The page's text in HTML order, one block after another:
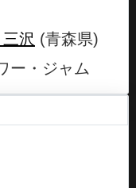
沢 (青森県)
ー・ジャム